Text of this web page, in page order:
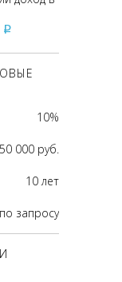
pуб
10%
000 руб.
10 лет
по запросу